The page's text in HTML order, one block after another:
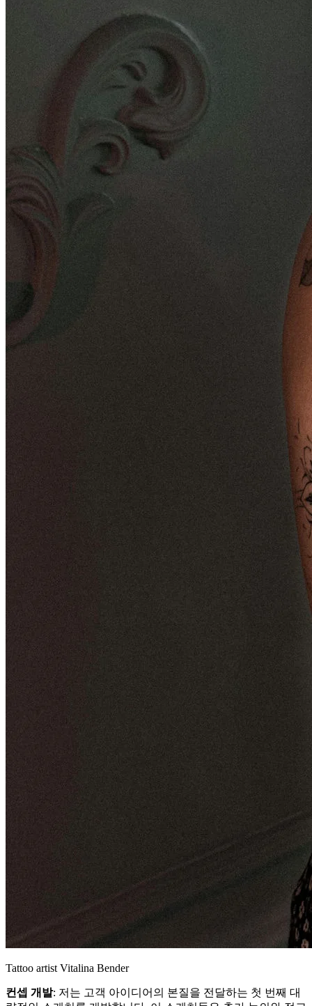
Tattoo artist Vitalina Bender
컨셉 개발: 저는 고객 아이디어의 본질을 전달하는 첫 번째 대